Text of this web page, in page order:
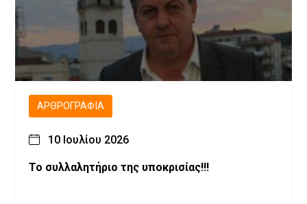
ΑΡΘΡΟΓΡΑΦΊΑ
10 Ιουλίου 2026
Το συλλαλητήριο της υποκρισίας!!!